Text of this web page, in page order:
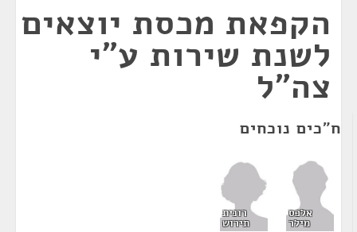
הקפאת מכסת יוצאים
לשנת שירות ע"י
צה"ל
ח"כים נוכחים
אלכס
מילר
רונית
תירוש